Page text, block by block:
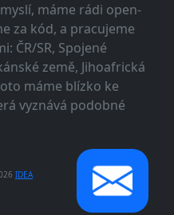
máme rádi open-
za kód, a pracujeme
ČR/SR, Spojené
země, Jihoafrická
máme blízko ke
vyznává podobné
IDEA